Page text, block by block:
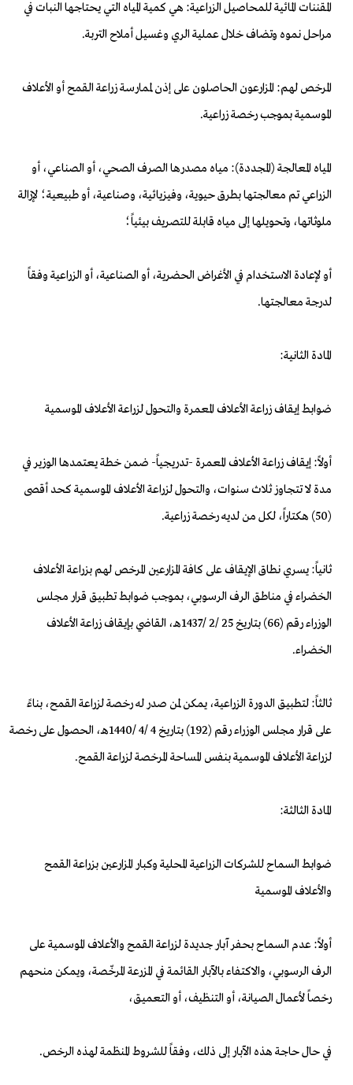
المقننات المائية للمحاصيل الزراعية: هي كمية المياه التي يحتاجها النبات في
مراحل نموه وتضاف خلال عملية الري وغسيل أملاح التربة.
المرخص لهم: المزارعون الحاصلون على إذن لممارسة زراعة القمح أو الأعلاف
الموسمية بموجب رخصة زراعية.
المياه المعالجة (المجددة): مياه مصدرها الصرف الصحي، أو الصناعي، أو
الزراعي تم معالجتها بطرق حيوية، وفيزيائية، وصناعية، أو طبيعية؛ لإزالة
ملوثاتها، وتحويلها إلى مياه قابلة للتصريف بيئياً؛
أو لإعادة الاستخدام في الأغراض الحضرية، أو الصناعية، أو الزراعية وفقاً
لدرجة معالجتها.
المادة الثانية:
ضوابط إيقاف زراعة الأعلاف المعمرة والتحول لزراعة الأعلاف الموسمية
أولاً: إيقاف زراعة الأعلاف المعمرة -تدريجياً- ضمن خطة يعتمدها الوزير في
مدة لا تتجاوز ثلاث سنوات، والتحول لزراعة الأعلاف الموسمية كحد أقصى
(50) هكتاراً، لكل من لديه رخصة زراعية.
ثانياً: يسري نطاق الإيقاف على كافة المزارعين المرخص لهم بزراعة الأعلاف
الخضراء في مناطق الرف الرسوبي، بموجب ضوابط تطبيق قرار مجلس
الوزراء رقم (66) بتاريخ 25 /2 /1437هـ، القاضي بإيقاف زراعة الأعلاف
الخضراء.
ثالثاً: لتطبيق الدورة الزراعية، يمكن لمن صدر له رخصة لزراعة القمح، بناءً
على قرار مجلس الوزراء رقم (192) بتاريخ 4 /4 /1440هـ، الحصول على رخصة
لزراعة الأعلاف الموسمية بنفس المساحة المرخصة لزراعة القمح.
المادة الثالثة:
ضوابط السماح للشركات الزراعية المحلية وكبار المزارعين بزراعة القمح
والأعلاف الموسمية
أولاً: عدم السماح بحفر آبار جديدة لزراعة القمح والأعلاف الموسمية على
الرف الرسوبي، والاكتفاء بالآبار القائمة في المزرعة المرخّصة، ويمكن منحهم
رخصاً لأعمال الصيانة، أو التنظيف، أو التعميق،
في حال حاجة هذه الآبار إلى ذلك، وفقاً للشروط المنظمة لهذه الرخص.